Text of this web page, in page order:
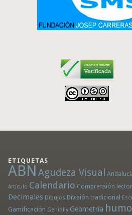
ETIQUETAS
ABN Agudeza Visual
Artículo Calendario Comprensión
Decimales Dibujos División tradicional
Gamificación Genially Geometría